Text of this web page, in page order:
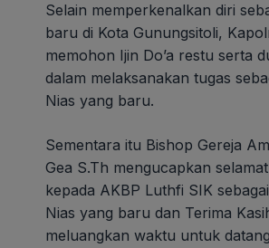
Selain memperkenalkan diri
baru di Kota Gunungsitoli,
memohon Ijin Do’a restu serta
dalam melaksanakan tugas
Nias yang baru.
Sementara itu Bishop Gereja
Gea S.Th mengucapkan
kepada AKBP Luthfi SIK
Nias yang baru dan Terima
meluangkan waktu untuk